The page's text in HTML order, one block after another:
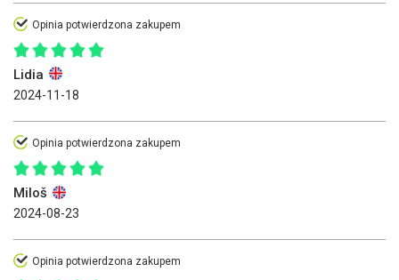
Opinia potwierdzona zakupem
Lidia
2024-11-18
Opinia potwierdzona zakupem
Miloš
2024-08-23
Opinia potwierdzona zakupem